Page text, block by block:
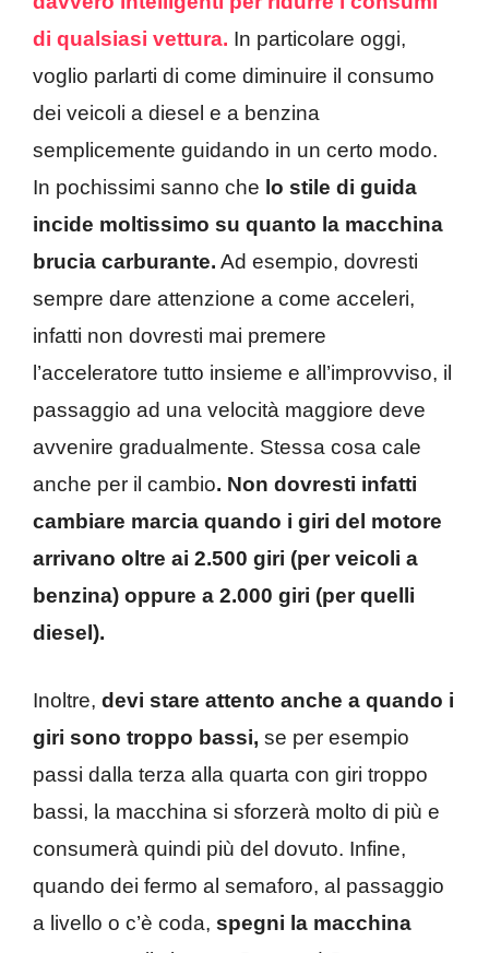
di qualsiasi vettura. In particolare oggi,
voglio parlarti di come diminuire il consumo
dei veicoli a diesel e a benzina
semplicemente guidando in un certo modo.
In pochissimi sanno che lo stile di guida
incide moltissimo su quanto la macchina
brucia carburante. Ad esempio, dovresti
sempre dare attenzione a come acceleri,
infatti non dovresti mai premere
l’acceleratore tutto insieme e all’improvviso, il
passaggio ad una velocità maggiore deve
avvenire gradualmente. Stessa cosa cale
anche per il cambio. Non dovresti infatti
cambiare marcia quando i giri del motore
arrivano oltre ai 2.500 giri (per veicoli a
benzina) oppure a 2.000 giri (per quelli
diesel).
Inoltre, devi stare attento anche a quando i
giri sono troppo bassi, se per esempio
passi dalla terza alla quarta con giri troppo
bassi, la macchina si sforzerà molto di più e
consumerà quindi più del dovuto. Infine,
quando dei fermo al semaforo, al passaggio
a livello o c’è coda, spegni la macchina